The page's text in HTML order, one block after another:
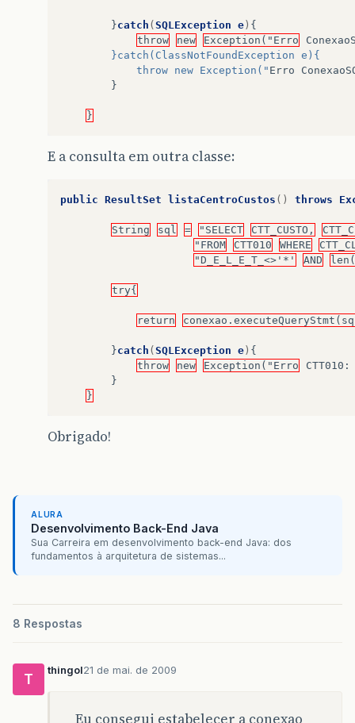
}catch ( SQLException e ) {
throw
new Exception("Erro
        }catch(ClassNotFoundException e){
            throw new Exception("
Erro
}
}
E a consulta em outra classe:
public ResultSet listaCentroCustos () throws
String sql = "SELECT CTT_CUSTO,
"FROM
CTT010 WHERE
"D_E_L_E_T_<>'*'
AND
try{
return
}catch ( SQLException e ) {
throw
new Exception("Erro CTT010 :
}
}
Obrigado!
ALURA
Desenvolvimento Back-End Java
Sua Carreira em desenvolvimento back-end Java: dos
fundamentos à arquitetura de sistemas...
8 Respostas
T
thingol21 de mai. de 2009
Eu consegui estabelecer a conexao